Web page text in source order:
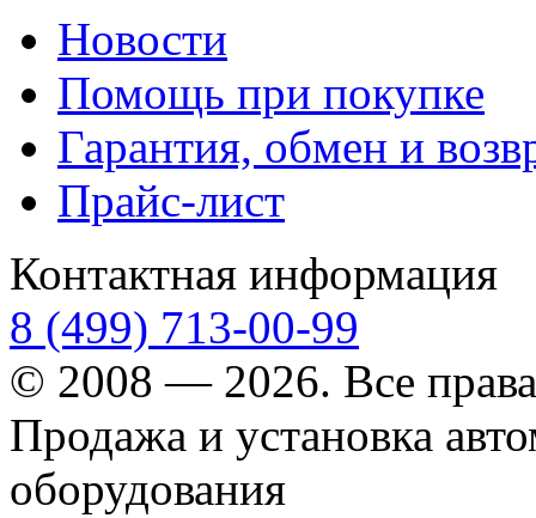
Новости
Помощь при покупке
Гарантия, обмен и
Прайс-лист
Контактная информация
8 (499) 713-00-99
© 2008 — 2026. Все
Продажа и установка
оборудования